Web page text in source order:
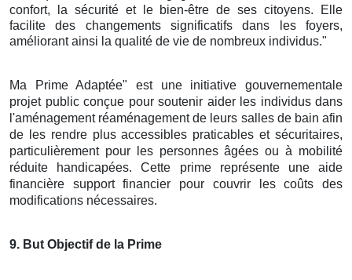
confort, la sécurité et le bien-être de ses citoyens. Elle
facilite des changements significatifs dans les foyers,
améliorant ainsi la qualité de vie de nombreux individus."
Ma Prime Adaptée" est une initiative gouvernementale
projet public conçue pour soutenir aider les individus dans
l'aménagement réaménagement de leurs salles de bain afin
de les rendre plus accessibles praticables et sécuritaires,
particulièrement pour les personnes âgées ou à mobilité
réduite handicapées. Cette prime représente une aide
financière support financier pour couvrir les coûts des
modifications nécessaires.
9. But Objectif de la Prime